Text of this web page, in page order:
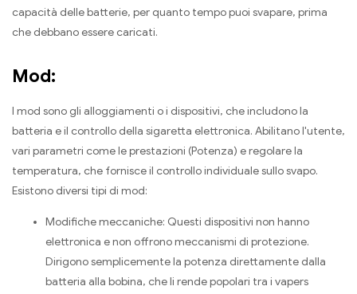
capacità delle batterie, per quanto tempo puoi svapare, prima
che debbano essere caricati.
Mod:
I mod sono gli alloggiamenti o i dispositivi, che includono la
batteria e il controllo della sigaretta elettronica. Abilitano l'utente,
vari parametri come le prestazioni (Potenza) e regolare la
temperatura, che fornisce il controllo individuale sullo svapo.
Esistono diversi tipi di mod:
Modifiche meccaniche: Questi dispositivi non hanno
elettronica e non offrono meccanismi di protezione.
Dirigono semplicemente la potenza direttamente dalla
batteria alla bobina, che li rende popolari tra i vapers